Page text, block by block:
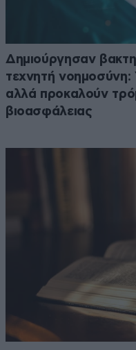
Δημιούργησαν
τεχνητή νοημοσύνη:
αλλά προκαλούν
βιοασφάλειας